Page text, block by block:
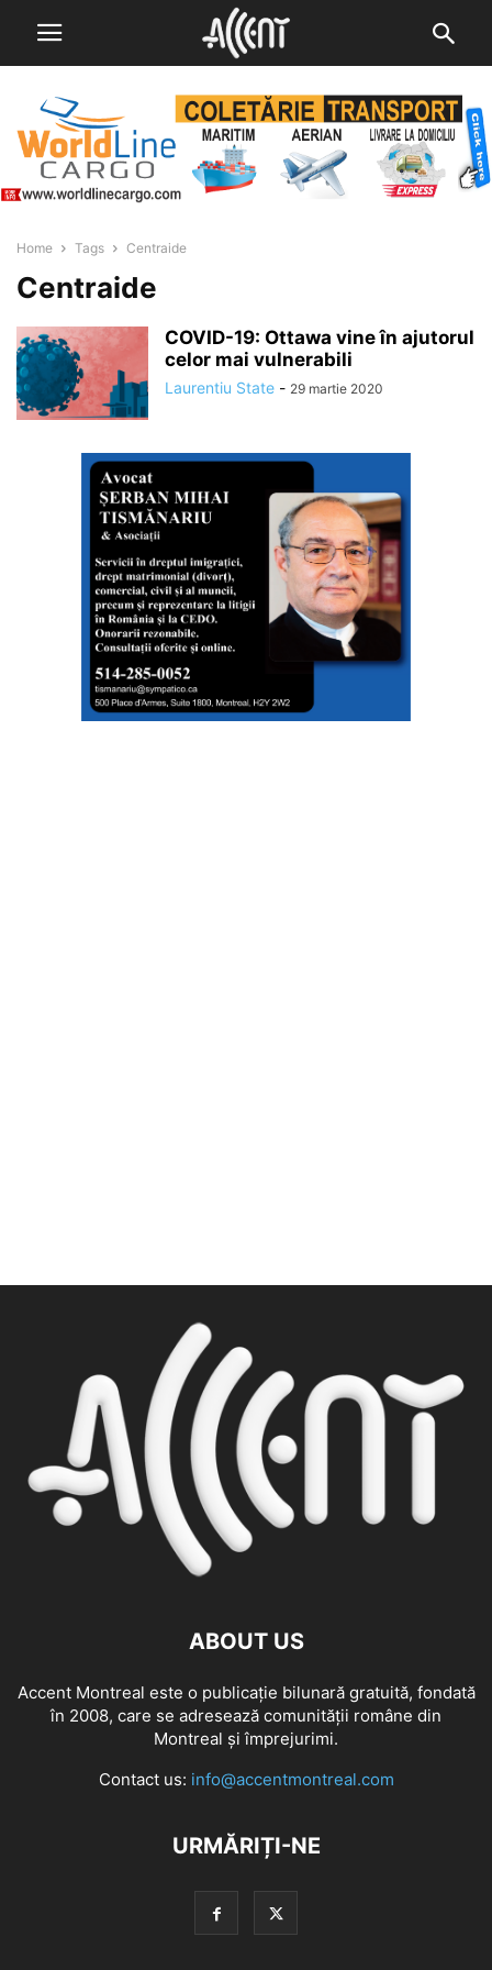
Home Tags Centraide
Centraide
COVID-19: Ottawa vine în ajutorul
celor mai vulnerabili
Laurentiu State - 29 martie 2020
ABOUT US
Accent Montreal este o publicație bilunară gratuită, fondată
în 2008, care se adresează comunităţii române din
Montreal şi împrejurimi.
Contact us: info@accentmontreal.com
URMĂRIȚI-NE